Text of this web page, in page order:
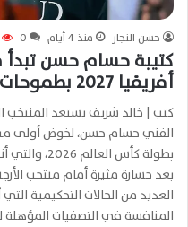
حسن النجار منذ 4 أيام 0
كتيبة حسام حسن
أفريقيا 2027 بطموحات كبيرة نحو التأهل
كتب | خالد شريف يستعد المنتخب
الفني حسام حسن، لخوض أولى
بطولة كأس
العديد من الحالات التحكيمية
المنافسة في التصفيات المؤهلة